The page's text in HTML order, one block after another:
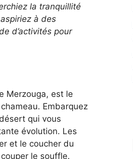
la tranquillité
à des
d’activités pour
Merzouga, est le
Embarquez
qui vous
évolution. Les
et le coucher du
le souffle.